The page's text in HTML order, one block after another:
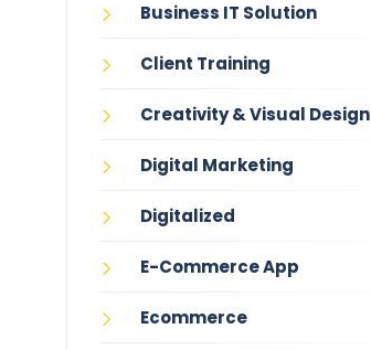
Business IT Solution
Client Training
Creativity & Visual Design
Digital Marketing
Digitalized
E-Commerce App
Ecommerce